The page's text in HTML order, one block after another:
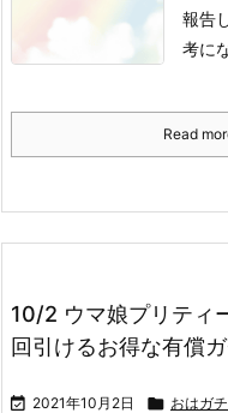
報告
考に
Read
10/2 ウマ娘プリティ
回引けるお得な有償ガ
 2021年10月2日  おはガ